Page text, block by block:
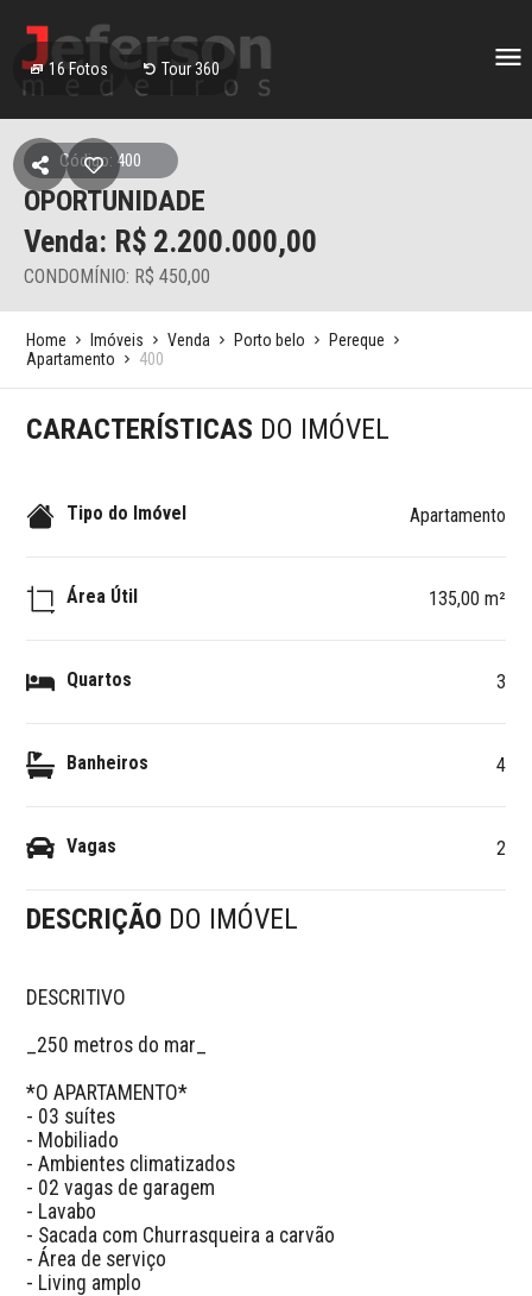
16 Fotos Tour 360
Código: 400
OPORTUNIDADE
Venda: R$ 2.200.000,00
CONDOMÍNIO: R$ 450,00
Home Imóveis Venda Porto belo
Pereque
Apartamento
400
CARACTERÍSTICAS DO IMÓVEL
Tipo do Imóvel Apartamento
Área Útil 135,00 m²
Quartos 3
Banheiros 4
Vagas 2
DESCRIÇÃO DO IMÓVEL
DESCRITIVO
_250 metros do mar_
*O APARTAMENTO*
- 03 suítes
- Mobiliado
- Ambientes climatizados
- 02 vagas de garagem
- Lavabo
- Sacada com Churrasqueira a carvão
- Área de serviço
- Living amplo